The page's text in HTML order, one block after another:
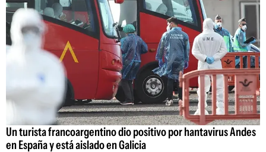
Un turista francoargentino dio positivo por hantavirus Andes
en España y está aislado en Galicia